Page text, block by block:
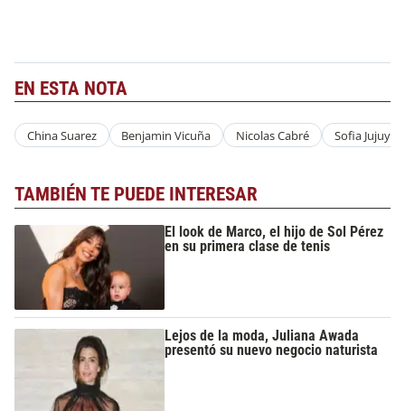
EN ESTA NOTA
China Suarez Benjamin Vicuña Nicolas Cabré Sofia Jujuy
TAMBIÉN TE PUEDE INTERESAR
El look de Marco, el hijo de Sol Pérez
en su primera clase de tenis
Lejos de la moda, Juliana Awada
presentó su nuevo negocio naturista